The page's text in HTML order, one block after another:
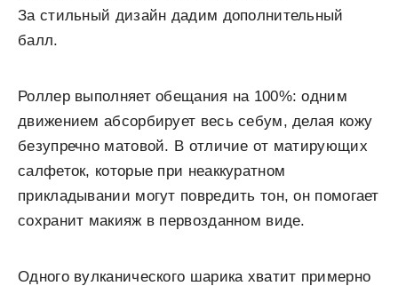
За стильный дизайн дадим дополнительный
балл.
Роллер выполняет обещания на 100%: одним
движением абсорбирует весь себум, делая кожу
безупречно матовой. В отличие от матирующих
салфеток, которые при неаккуратном
прикладывании могут повредить тон, он помогает
сохранит макияж в первозданном виде.
Одного вулканического шарика хватит примерно